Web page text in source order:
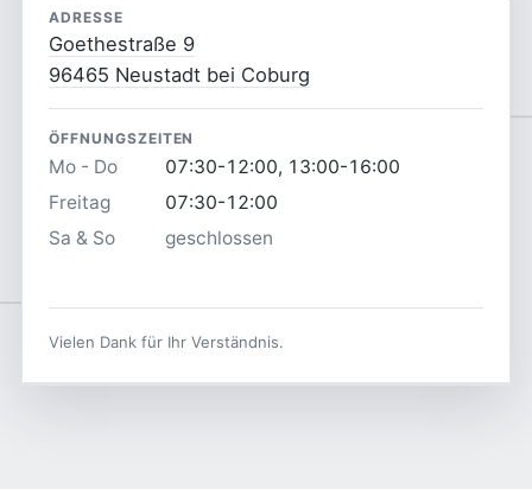
ADRESSE
Goethestraße 9
96465 Neustadt bei Coburg
ÖFFNUNGSZEITEN
Mo - Do
07:30-12:00, 13:00-16:00
Freitag
07:30-12:00
Sa & So
geschlossen
Vielen Dank für Ihr Verständnis.